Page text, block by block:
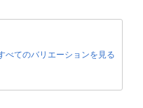
べてのバリエーションを見る